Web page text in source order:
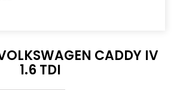
CADDY IV
1.6 TDI